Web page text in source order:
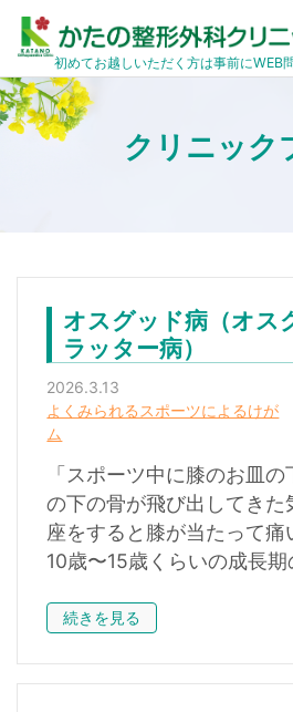
初めてお越しいただく方は事前にWEB
オスグッド病（オス
ラッター病）
2026.3.13
よくみられるスポーツによるけが
ム
「スポーツ中に膝のお皿
の下の骨が飛び出してきた
座をすると膝が当たって痛
10歳〜15歳くらいの成長
続きを見る